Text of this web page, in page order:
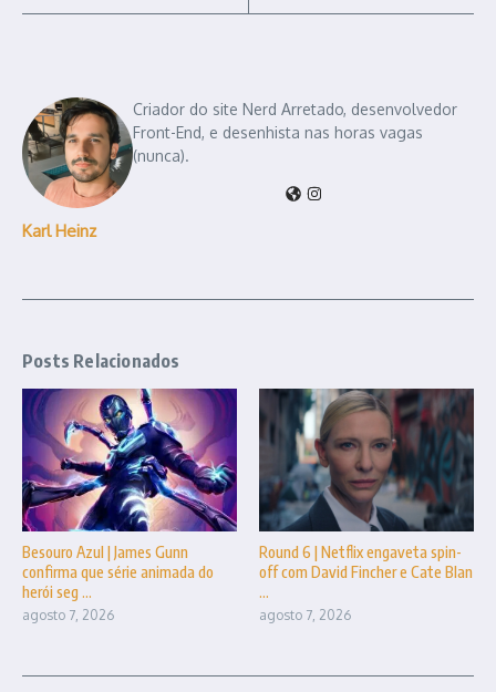
Karl Heinz
Criador do site Nerd Arretado, desenvolvedor
Front-End, e desenhista nas horas vagas
(nunca).
Posts Relacionados
Besouro Azul | James Gunn
confirma que série animada do
herói seg ...
agosto 7, 2026
Round 6 | Netflix engaveta spin-
off com David Fincher e Cate Blan
...
agosto 7, 2026